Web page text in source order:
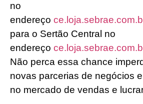
no
endereço
para o Sertão Central no
endereço
Não perca essa chance
novas parcerias de negócios
no mercado de vendas e